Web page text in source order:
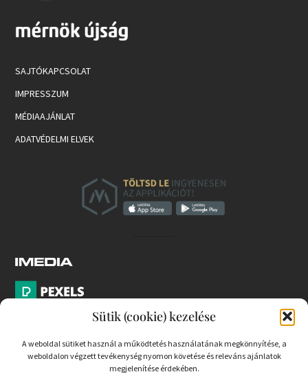
Sütik (cookie) kezelése
A weboldal sütiket használ a működtetés használatának megkönnyítése, a
weboldalon végzett tevékenység nyomon követése és releváns ajánlatok
megjelenítése érdekében.
SAJTÓKAPCSOLAT
IMPRESSZUM
MÉDIAAJÁNLAT
ADATVÉDELMI ELVEK
PARTNEREK